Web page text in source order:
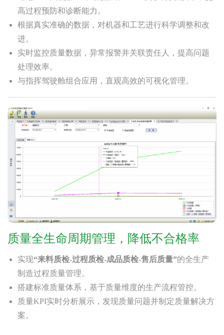
高过程预防和诊断能力。
根据真实准确的数据，对机器和工艺进行科学调整和改
进。
实时监控质量数据，异常报警并关联责任人，提高问题
处理效率。
与指挥驾驶舱组合应用，直观高效的可视化管理。
质量全生命周期管理，降低不合格率
实现“来料质检-过程质检-成品质检-售后质量”的全生产
制造过程质量管理。
搭建标准质量体系，基于质量维度的生产流程管控。
质量KPI实时分析展示，发现质量问题并制定质量解决方
案。